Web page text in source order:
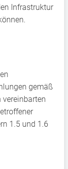
Infrastruktur
gemäß
vereinbarten
1.5 und 1.6